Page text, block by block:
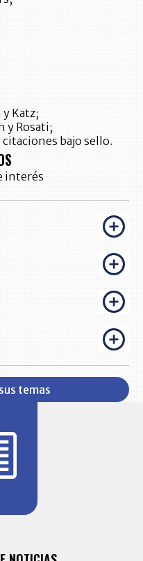
Katz;
y Rosati;
bajo sello.
interés
temas